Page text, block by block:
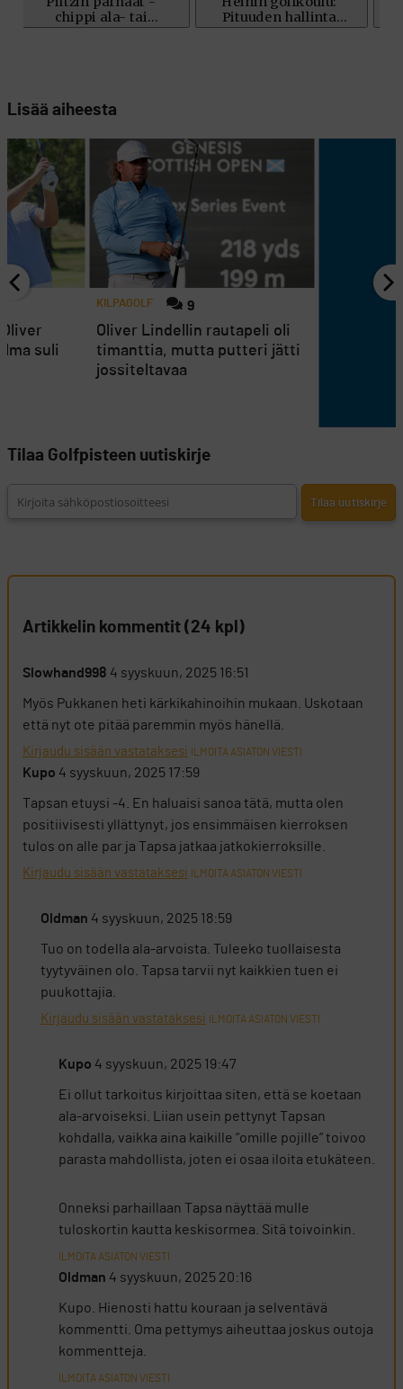
Lisää aiheesta
KILPAGOLF 9
Oliver Lindellin rautapeli oli
timanttia, mutta putteri jätti
jossiteltavaa
suli
Tilaa Golfpisteen uutiskirje
Artikkelin kommentit (24 kpl)
Slowhand998 4 syyskuun, 2025 16:51
Myös Pukkanen heti kärkikahinoihin mukaan. Uskotaan
että nyt ote pitää paremmin myös hänellä.
Kirjaudu sisään vastataksesi ILMOITA ASIATON VIESTI
Kupo 4 syyskuun, 2025 17:59
Tapsan etuysi -4. En haluaisi sanoa tätä, mutta olen
positiivisesti yllättynyt, jos ensimmäisen kierroksen
tulos on alle par ja Tapsa jatkaa jatkokierroksille.
Kirjaudu sisään vastataksesi ILMOITA ASIATON VIESTI
Oldman 4 syyskuun, 2025 18:59
Tuo on todella ala-arvoista. Tuleeko tuollaisesta
tyytyväinen olo. Tapsa tarvii nyt kaikkien tuen ei
puukottajia.
Kirjaudu sisään vastataksesi ILMOITA ASIATON VIESTI
Kupo 4 syyskuun, 2025 19:47
Ei ollut tarkoitus kirjoittaa siten, että se koetaan
ala-arvoiseksi. Liian usein pettynyt Tapsan
kohdalla, vaikka aina kaikille ”omille pojille” toivoo
parasta mahdollista, joten ei osaa iloita etukäteen.
Onneksi parhaillaan Tapsa näyttää mulle
tuloskortin kautta keskisormea. Sitä toivoinkin.
ILMOITA ASIATON VIESTI
Oldman 4 syyskuun, 2025 20:16
Kupo. Hienosti hattu kouraan ja selventävä
kommentti. Oma pettymys aiheuttaa joskus outoja
kommentteja.
ILMOITA ASIATON VIESTI